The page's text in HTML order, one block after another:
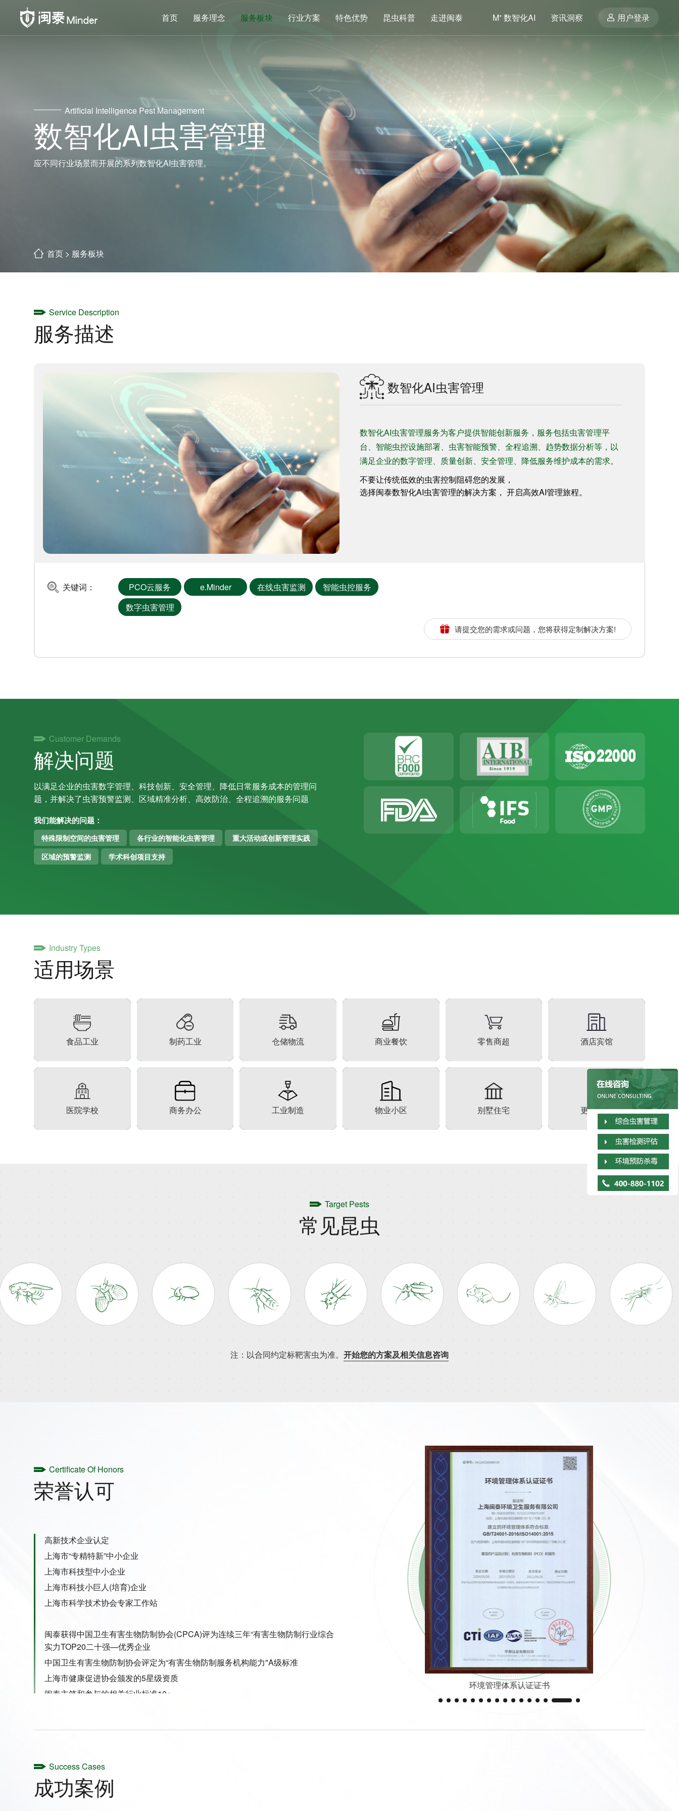
用户登录
M⁺ 数智化AI 资讯洞察
首页 服务理念 服务板块 行业方案 特色优势 昆虫科普 走进闽泰
Artificial Intelligence Pest Management
数智化AI虫害管理
应不同行业场景而开展的系列数智化AI虫害管理。
首页 > 服务板块
Service Description
服务描述
数智化AI虫害管理
数智化AI虫害管理服务为客户提供智能创新服务，服务包括虫害管理平
台、智能虫控设施部署、虫害智能预警、全程追溯、趋势数据分析等，以
满足企业的数字管理、质量创新、安全管理、降低服务维护成本的需求。
不要让传统低效的虫害控制阻碍您的发展，
选择闽泰数智化AI虫害管理的解决方案， 开启高效AI管理旅程。
关键词： PCO云服务 e.Minder 在线虫害监测
智能虫控服务
数字虫害管理
请提交您的需求或问题，您将获得定制解决方案!
Customer Demands
解决问题
以满足企业的虫害数字管理、科技创新、安全管理、降低日常服务成本的管理问
题，并解决了虫害预警监测、区域精准分析、高效防治、全程追溯的服务问题
我们能解决的问题：
特殊限制空间的虫害管理 各行业的智能化虫害管理
重大活动或创新管理实践
区域的预警监测
学术科创项目支持
Industry Types
适用场景
食品工业 制药工业 仓储物流 商业餐饮 零售商超 酒店宾馆
医院学校 商务办公 工业制造 物业小区 别墅住宅 更多行业
Target Pests
常见昆虫
注：以合同约定标靶害虫为准。 开始您的方案及相关信息咨询
Certificate Of Honors
荣誉认可
高新技术企业认定
上海市“专精特新”中小企业
上海市科技型中小企业
上海市科技小巨人(培育)企业
上海市科学技术协会专家工作站
闽泰获得中国卫生有害生物防制协会(CPCA)评为连续三年“有害生物防制行业综合
实力TOP20二十强—优秀企业
中国卫生有害生物防制协会评定为“有害生物防制服务机构能力"A级标准
上海市健康促进协会颁发的5星级资质
闽泰主笔和参与的相关行业标准10+
职业健康安全管理体系认证证书
上海市有害生物防制服务机构资质证书（五
星）
Success Cases
成功案例